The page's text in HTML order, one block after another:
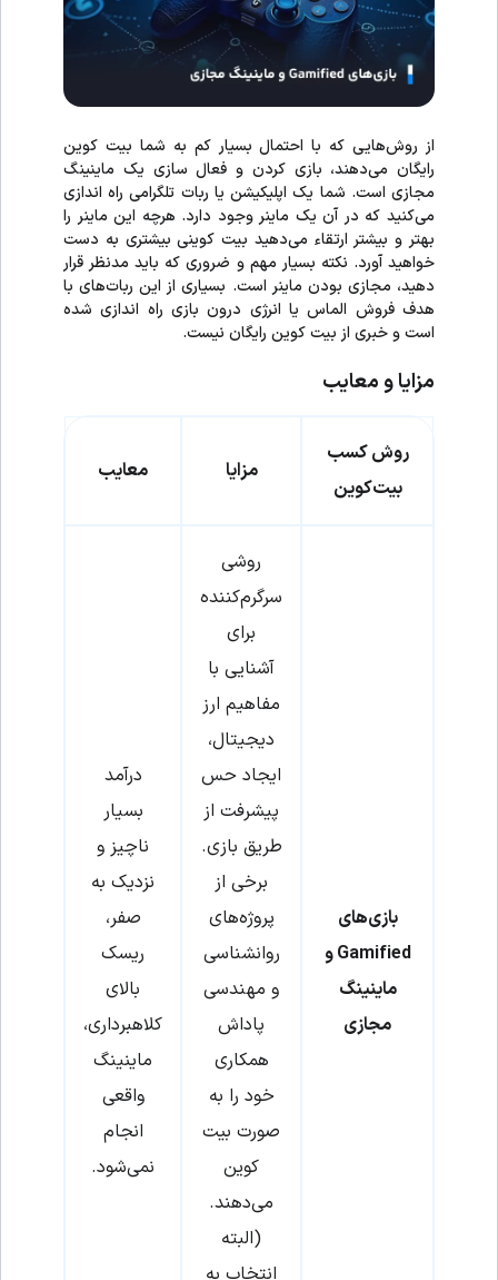
از روش‌هایی که با احتمال بسیار کم به شما بیت کوین
رایگان می‌دهند، بازی کردن و فعال سازی یک ماینینگ
مجازی است. شما یک اپلیکیشن یا ربات تلگرامی راه اندازی
می‌کنید که در آن یک ماینر وجود دارد. هرچه این ماینر را
بهتر و بیشتر ارتقاء می‌دهید بیت کوینی بیشتری به دست
خواهید آورد. نکته بسیار مهم و ضروری که باید مدنظر قرار
دهید، مجازی بودن ماینر است. بسیاری از این ربات‌های با
هدف فروش الماس یا انرژی درون بازی راه اندازی شده
است و خبری از بیت کوین رایگان نیست.
مزایا و معایب
روش کسب
بیت‌کوین
مزایا معایب
بازی‌های
Gamified و
ماینینگ
مجازی
روشی
سرگرم‌کننده
برای
آشنایی با
مفاهیم ارز
دیجیتال،
ایجاد حس
پیشرفت از
طریق بازی.
برخی از
پروژه‌های
روانشناسی
و مهندسی
پاداش
همکاری
خود را به
صورت بیت
کوین
می‌دهند.
(البته
انتخاب به
درآمد
بسیار
ناچیز و
نزدیک به
صفر،
ریسک
بالای
کلاهبرداری،
ماینینگ
واقعی
انجام
نمی‌شود.